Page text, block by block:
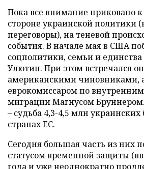
Пока все внимание приковано
стороне украинской политики
переговоры), на теневой
события. В начале мая в США
соцполитики, семьи и
Улютин. При этом встречался
американскими чиновниками,
еврокомиссаром по
миграции Магнусом
– судьба 4,3-4,5 млн украинских
странах ЕС.
Сегодня большая часть из них
статусом временной защиты
года и уже неоднократно